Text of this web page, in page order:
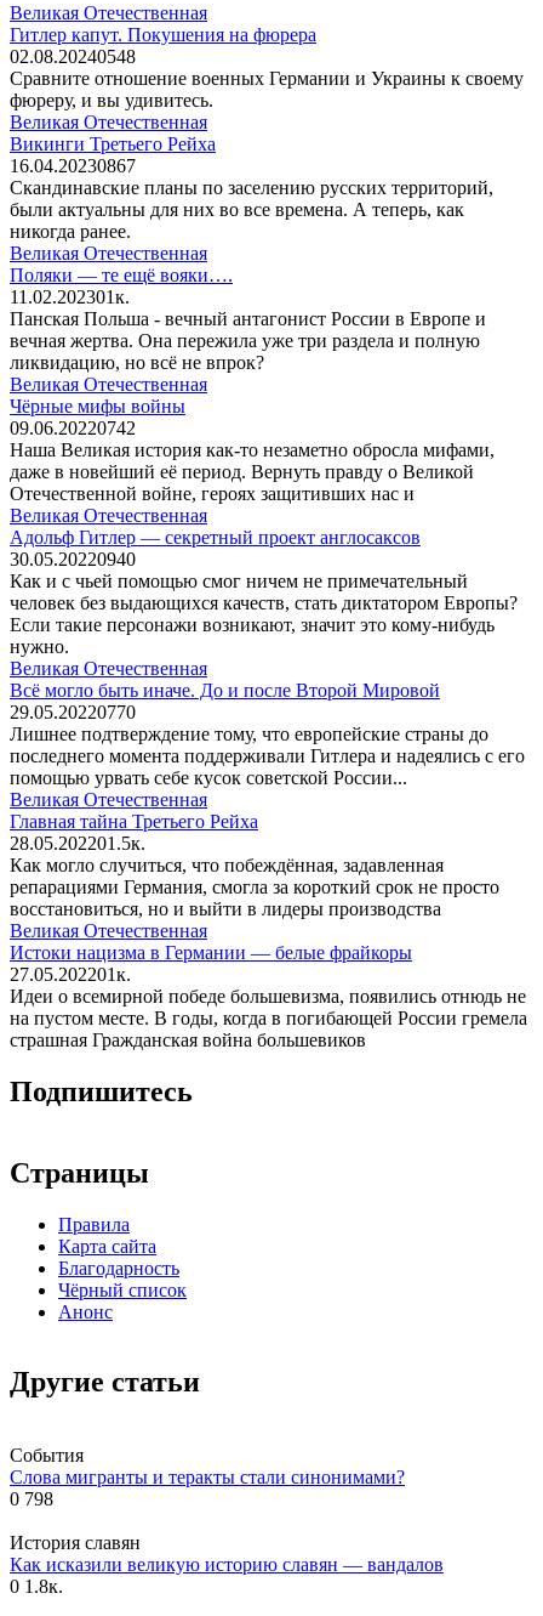
Великая Отечественная
Гитлер капут. Покушения на фюрера
02.08.20240548
Сравните отношение военных Германии и Украины к своему
фюреру, и вы удивитесь.
Великая Отечественная
Викинги Третьего Рейха
16.04.20230867
Скандинавские планы по заселению русских территорий,
были актуальны для них во все времена. А теперь, как
никогда ранее.
Великая Отечественная
Поляки — те ещё вояки….
11.02.202301к.
Панская Польша - вечный антагонист России в Европе и
вечная жертва. Она пережила уже три раздела и полную
ликвидацию, но всё не впрок?
Великая Отечественная
Чёрные мифы войны
09.06.20220742
Наша Великая история как-то незаметно обросла мифами,
даже в новейший её период. Вернуть правду о Великой
Отечественной войне, героях защитивших нас и
Великая Отечественная
Адольф Гитлер — секретный проект англосаксов
30.05.20220940
Как и с чьей помощью смог ничем не примечательный
человек без выдающихся качеств, стать диктатором Европы?
Если такие персонажи возникают, значит это кому-нибудь
нужно.
Великая Отечественная
Всё могло быть иначе. До и после Второй Мировой
29.05.20220770
Лишнее подтверждение тому, что европейские страны до
последнего момента поддерживали Гитлера и надеялись с его
помощью урвать себе кусок советской России...
Великая Отечественная
Главная тайна Третьего Рейха
28.05.202201.5к.
Как могло случиться, что побеждённая, задавленная
репарациями Германия, смогла за короткий срок не просто
восстановиться, но и выйти в лидеры производства
Великая Отечественная
Истоки нацизма в Германии — белые фрайкоры
27.05.202201к.
Идеи о всемирной победе большевизма, появились отнюдь не
на пустом месте. В годы, когда в погибающей России гремела
страшная Гражданская война большевиков
Подпишитесь
Страницы
Правила
Карта сайта
Благодарность
Чёрный список
Анонс
Другие статьи
События
Слова мигранты и теракты стали синонимами?
0 798
История славян
Как исказили великую историю славян — вандалов
0 1.8к.